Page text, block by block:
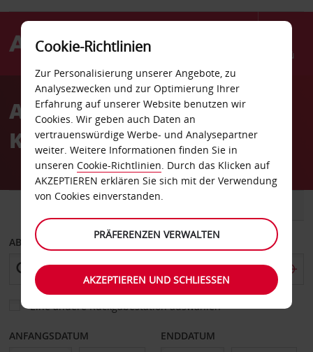
Menü
AvisAutovermietung
Kristianstad Stadt
ABHOLEN VON
Eine andere Rückgabestation auswählen
ANFANGSDATUM ENDDATUM
Cookie-Richtlinien
Zur Personalisierung unserer Angebote, zu
Analysezwecken und zur Optimierung Ihrer
Erfahrung auf unserer Website benutzen wir
Cookies. Wir geben auch Daten an
vertrauenswürdige Werbe- und Analysepartner
weiter. Weitere Informationen finden Sie in
unseren Cookie-Richtlinien. Durch das Klicken auf
AKZEPTIEREN erklären Sie sich mit der Verwendung
von Cookies einverstanden.
PRÄFERENZEN VERWALTEN
AKZEPTIEREN UND SCHLIESSEN